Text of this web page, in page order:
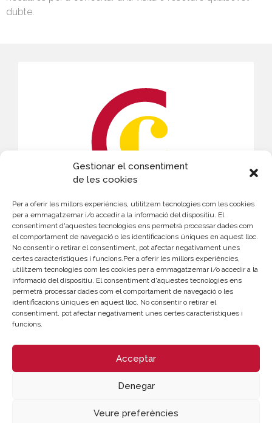
Gestionar el consentiment
de les cookies
Per a oferir les millors experiències, utilitzem tecnologies com les cookies
per a emmagatzemar i/o accedir a la informació del dispositiu. El
consentiment d'aquestes tecnologies ens permetrà processar dades com
el comportament de navegació o les identificacions úniques en aquest lloc.
No consentir o retirar el consentiment, pot afectar negativament unes
certes característiques i funcions.Per a oferir les millors experiències,
utilitzem tecnologies com les cookies per a emmagatzemar i/o accedir a la
informació del dispositiu. El consentiment d'aquestes tecnologies ens
permetrà processar dades com el comportament de navegació o les
identificacions úniques en aquest lloc. No consentir o retirar el
consentiment, pot afectar negativament unes certes característiques i
funcions.
Acceptar
Denegar
Veure preferències
dubte.
CONTACTE
Elena Navarro
961 366 202
enavarro@camaravalencia.com